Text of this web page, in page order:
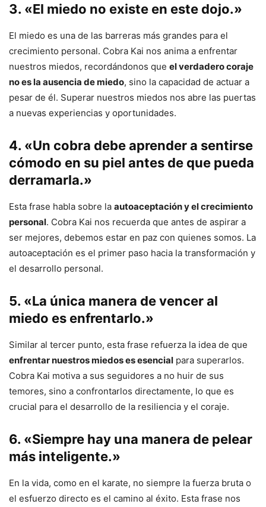
3. «El miedo no existe en este dojo.»
El miedo es una de las barreras más grandes para el
crecimiento personal. Cobra Kai nos anima a enfrentar
nuestros miedos, recordándonos que el verdadero coraje
no es la ausencia de miedo, sino la capacidad de actuar a
pesar de él. Superar nuestros miedos nos abre las puertas
a nuevas experiencias y oportunidades.
4. «Un cobra debe aprender a sentirse
cómodo en su piel antes de que pueda
derramarla.»
Esta frase habla sobre la autoaceptación y el crecimiento
personal. Cobra Kai nos recuerda que antes de aspirar a
ser mejores, debemos estar en paz con quienes somos. La
autoaceptación es el primer paso hacia la transformación y
el desarrollo personal.
5. «La única manera de vencer al
miedo es enfrentarlo.»
Similar al tercer punto, esta frase refuerza la idea de que
enfrentar nuestros miedos es esencial para superarlos.
Cobra Kai motiva a sus seguidores a no huir de sus
temores, sino a confrontarlos directamente, lo que es
crucial para el desarrollo de la resiliencia y el coraje.
6. «Siempre hay una manera de pelear
más inteligente.»
En la vida, como en el karate, no siempre la fuerza bruta o
el esfuerzo directo es el camino al éxito. Esta frase nos